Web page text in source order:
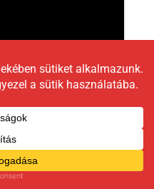
majd az ellenfelünk a
mint a másik…
vagy bolgár csapatot